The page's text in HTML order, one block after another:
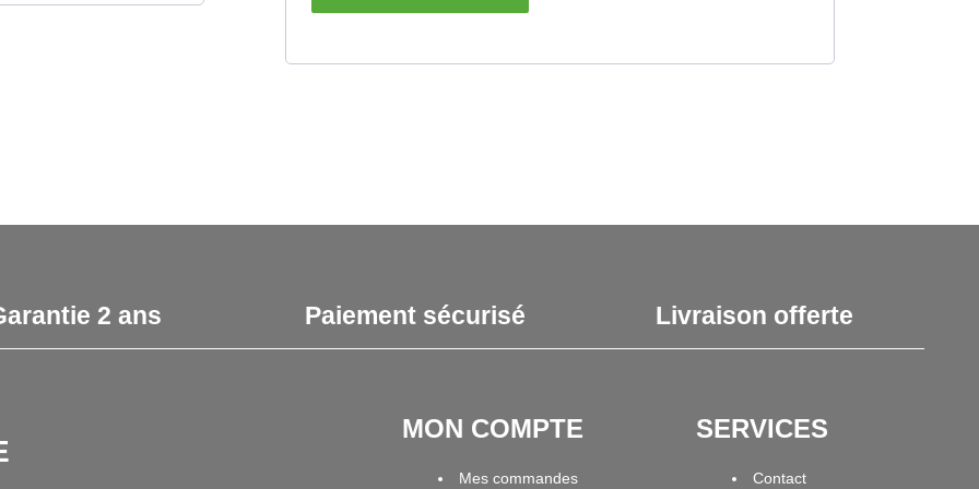
2 ans Paiement sécurisé Livraison offerte
MON COMPTE
Mes commandes
SERVICES
Contact